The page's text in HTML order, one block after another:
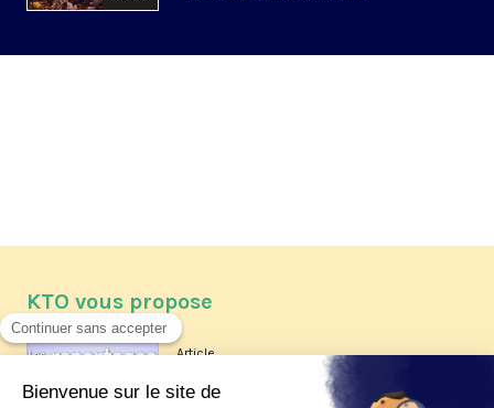
KTO vous propose
Article
Les reportages d'été 2026 de KTO